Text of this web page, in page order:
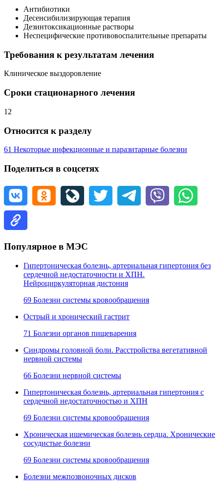
Антибиотики
Десенсибилизирующая терапия
Дезинтоксикационные растворы
Неспецифические противовоспалительные препараты
Требования к результатам лечения
Клиническое выздоровление
Сроки стационарного лечения
12
Относится к разделу
61 Некоторые инфекционные и паразитарные болезни
Поделиться в соцсетях
Популярное в МЭС
Гипертоническая болезнь, артериальная гипертония без
сердечной недостаточности и ХПН.
Нейроциркуляторная дистония
69 Болезни системы кровообращения
Острый и хронический гастрит
71 Болезни органов пищеварения
Синдромы головной боли. Расстройства вегетативной
нервной системы
66 Болезни нервной системы
Гипертоническая болезнь, артериальная гипертония с
сердечной недостаточностью и ХПН
69 Болезни системы кровообращения
Хроническая ишемическая болезнь сердца. Хронические
сосудистые болезни
69 Болезни системы кровообращения
Болезни межпозвоночных дисков